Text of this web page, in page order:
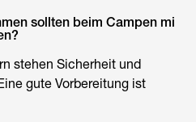
sollten beim Campen mi
stehen Sicherheit und
gute Vorbereitung ist